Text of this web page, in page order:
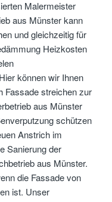
Malermeister
aus Münster kann
und gleichzeitig für
Heizkosten
können wir Ihnen
Fassade streichen zur
aus Münster
schützen
Anstrich im
Sanierung der
aus Münster.
die Fassade von
ist. Unser